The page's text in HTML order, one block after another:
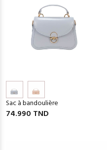
Sac à bandoulière
74.990 TND